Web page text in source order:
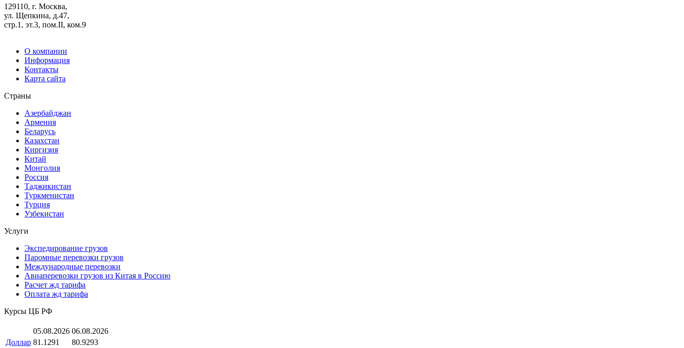
129110, г. Москва,
ул. Щепкина, д.47,
стр.1, эт.3, пом.II, ком.9
О компании
Информация
Контакты
Карта сайта
Страны
Азербайджан
Армения
Беларусь
Казахстан
Киргизия
Китай
Монголия
Россия
Таджикистан
Туркменистан
Турция
Узбекистан
Услуги
Экспедирование грузов
Паромные перевозки грузов
Международные перевозки
Авиаперевозки грузов из Китая в Россию
Расчет жд тарифа
Оплата жд тарифа
Курсы ЦБ РФ
05.08.2026 06.08.2026
Доллар 81.1291 80.9293